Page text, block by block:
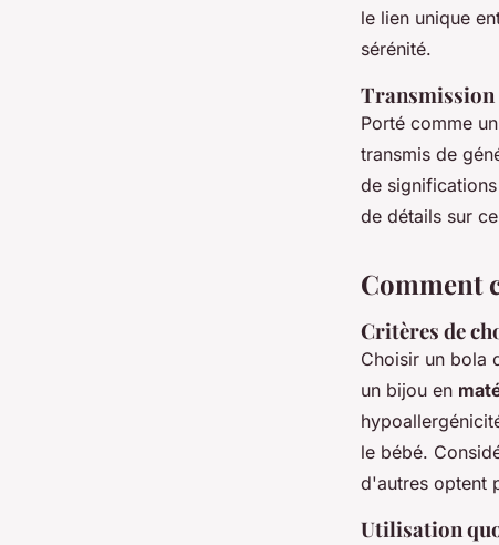
le lien unique
sérénité.
Porté comme
transmis de
de
de détails sur
Comment
Critères de
Choisir un bola
un bijou en
le bébé.
d'autres optent
Utilisation